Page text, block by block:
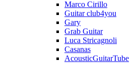
Marco Cirillo
Guitar club4you
Gary
Grab Guitar
Luca Stricagnoli
Casanas
AcousticGuitarTube